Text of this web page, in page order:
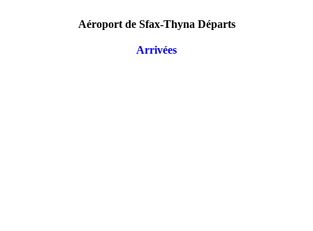
Aéroport de Sfax-Thyna Départs
Arrivées